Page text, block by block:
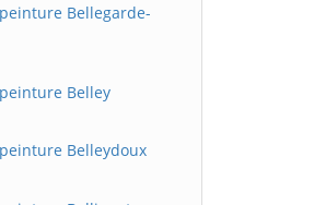
Bellegarde-
Belley
Belleydoux